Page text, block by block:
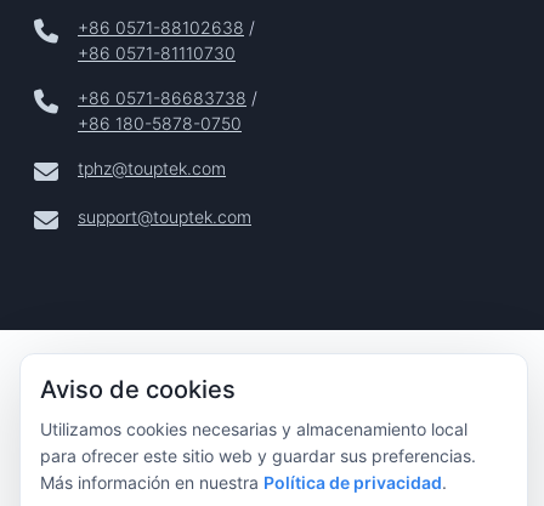
+86 0571-88102638 /
+86 0571-81110730
+86 0571-86683738 /
+86 180-5878-0750
tphz@touptek.com
support@touptek.com
Ltd. Todos Los Derechos Reservados |
Privacidad
|
Aviso Legal
Aviso de cookies
Utilizamos cookies necesarias y almacenamiento local
para ofrecer este sitio web y guardar sus preferencias.
Más información en nuestra Política de privacidad.